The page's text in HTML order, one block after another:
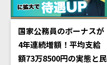
国家公務員のボーナスが
4年連続増額！平均支給
額73万8500円の実態と民